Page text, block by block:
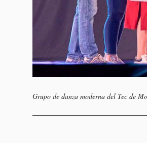
Grupo de danza moderna del Tec de